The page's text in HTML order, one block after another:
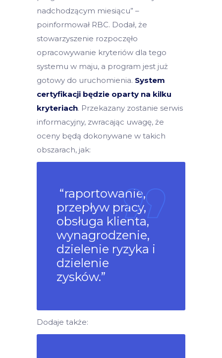
nadchodzącym miesiącu” –
poinformował RBC. Dodał, że
stowarzyszenie rozpoczęło
opracowywanie kryteriów dla tego
systemu w maju, a program jest już
gotowy do uruchomienia. System
certyfikacji będzie oparty na kilku
kryteriach. Przekazany zostanie serwis
informacyjny, zwracając uwagę, że
oceny będą dokonywane w takich
obszarach, jak:
“raportowanie,
przepływ pracy,
obsługa klienta,
wynagrodzenie,
dzielenie ryzyka i
dzielenie
zysków.”
Dodaje także: